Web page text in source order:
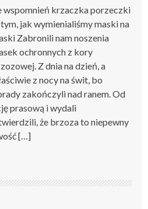
wspomnień krzaczka porzeczki
jak wymienialiśmy maski na
Zabronili nam noszenia
ochronnych z kory
Z dnia na dzień, a
z nocy na świt, bo
zakończyli nad ranem. Od
prasową i wydali
że brzoza to niepewny
[…]